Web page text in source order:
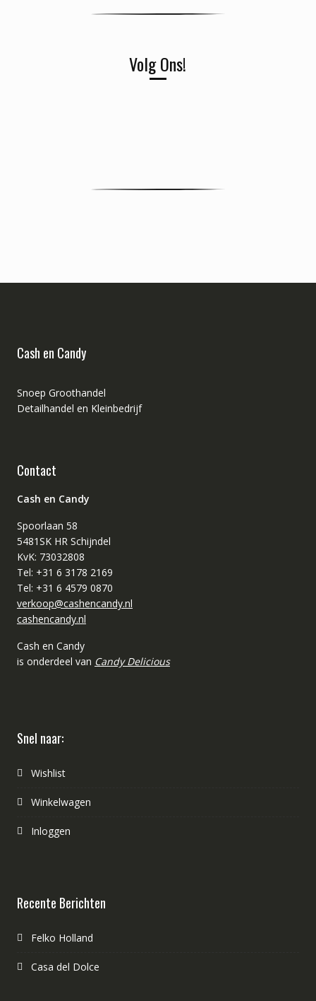
Volg Ons!
Cash en Candy
Snoep Groothandel
Detailhandel en Kleinbedrijf
Contact
Cash en Candy
Spoorlaan 58
5481SK HR Schijndel
KvK: 73032808
Tel: +31 6 3178 2169
Tel: +31 6 4579 0870
verkoop@cashencandy.nl
cashencandy.nl
Cash en Candy
is onderdeel van Candy Delicious
Snel naar:
Wishlist
Winkelwagen
Inloggen
Recente Berichten
Felko Holland
Casa del Dolce